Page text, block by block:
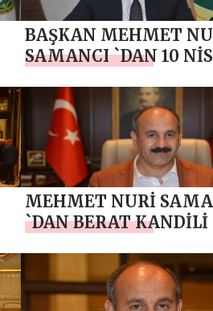
BAŞKAN MEHMET
SAMANCI `DAN 10
MEHMET NURİ
`DAN BERAT KANDİLİ